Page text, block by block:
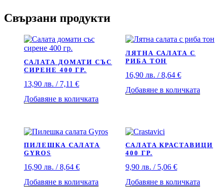
Свързани продукти
САЛАТА ДОМАТИ СЪС
СИРЕНЕ 400 ГР.
13,90 лв. / 7,11 €
Добавяне в количката
ЛЯТНА САЛАТА С
РИБА ТОН
16,90 лв. / 8,64 €
Добавяне в количката
ПИЛЕШКА САЛАТА
GYROS
16,90 лв. / 8,64 €
Добавяне в количката
САЛАТА КРАСТАВИЦИ
400 ГР.
9,90 лв. / 5,06 €
Добавяне в количката